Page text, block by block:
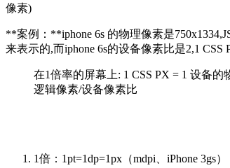
像素)
**案例：**iphone 6s 的物理像素是
来表示的,而iphone 6s的设备像素比是2,1
在1倍率的屏幕上: 1 CSS PX = 1 设备
逻辑像素/设备像素比
1倍：1pt=1dp=1px（mdpi、iPhone 3gs）